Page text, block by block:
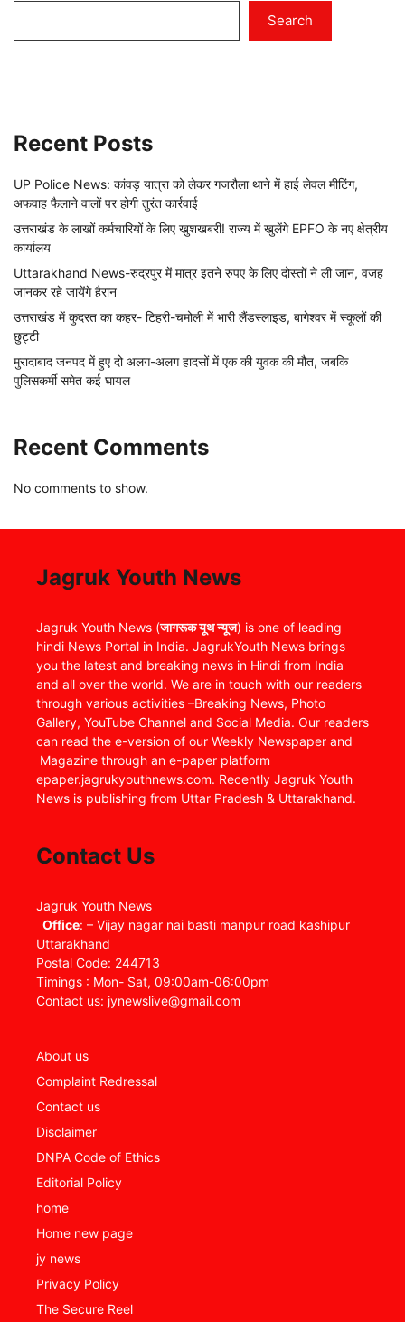
Search
Recent Posts
UP Police News: कांवड़ यात्रा को लेकर गजरौला थाने में हाई लेवल मीटिंग,
अफवाह फैलाने वालों पर होगी तुरंत कार्रवाई
उत्तराखंड के लाखों कर्मचारियों के लिए खुशखबरी! राज्य में खुलेंगे EPFO के नए क्षेत्रीय
कार्यालय
Uttarakhand News-रुद्रपुर में मात्र इतने रुपए के लिए दोस्तों ने ली जान, वजह
जानकर रहे जायेंगे हैरान
उत्तराखंड में कुदरत का कहर- टिहरी-चमोली में भारी लैंडस्लाइड, बागेश्वर में स्कूलों की
छुट्टी
मुरादाबाद जनपद में हुए दो अलग-अलग हादसों में एक की युवक की मौत, जबकि
पुलिसकर्मी समेत कई घायल
Recent Comments
No comments to show.
Jagruk Youth News
Jagruk Youth News (जागरूक यूथ न्यूज) is one of leading
hindi News Portal in India. JagrukYouth News brings
you the latest and breaking news in Hindi from India
and all over the world. We are in touch with our readers
through various activities –Breaking News, Photo
Gallery, YouTube Channel and Social Media. Our readers
can read the e-version of our Weekly Newspaper and
Magazine through an e-paper platform
epaper.jagrukyouthnews.com. Recently Jagruk Youth
News is publishing from Uttar Pradesh & Uttarakhand.
Contact Us
Jagruk Youth News
Office: – Vijay nagar nai basti manpur road kashipur
Uttarakhand
Postal Code: 244713
Timings : Mon- Sat, 09:00am-06:00pm
Contact us: jynewslive@gmail.com
About us
Complaint Redressal
Contact us
Disclaimer
DNPA Code of Ethics
Editorial Policy
home
Home new page
jy news
Privacy Policy
The Secure Reel